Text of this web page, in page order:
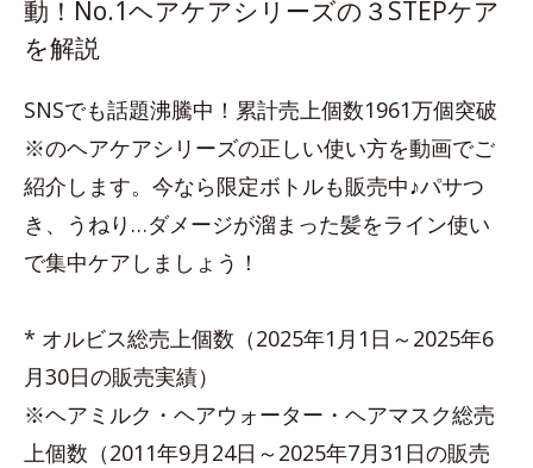
動！No.1ヘアケアシリーズの３STEPケア
を解説
SNSでも話題沸騰中！累計売上個数1961万個突破
※のヘアケアシリーズの正しい使い方を動画でご
紹介します。今なら限定ボトルも販売中♪パサつ
き、うねり…ダメージが溜まった髪をライン使い
で集中ケアしましょう！
* オルビス総売上個数（2025年1月1日～2025年6
月30日の販売実績）
※ヘアミルク・ヘアウォーター・ヘアマスク総売
上個数（2011年9月24日～2025年7月31日の販売